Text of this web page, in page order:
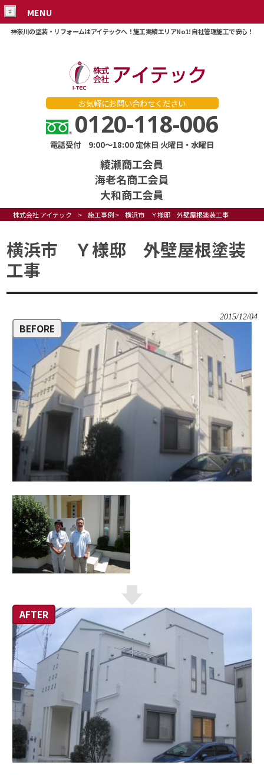
神奈川の塗装・リフォームはアイテックへ！施工実績エリアNo1! 自社管理施工で安心！
お気軽にお問い合わせください
0120-118-006
電話受付 9:00～18:00 定休日 火曜日・水曜日
綾瀬商工会員
海老名商工会員
大和商工会員
MENU
株式会社 アイテック > 施工事例> 横浜市 Ｙ様邸 外壁屋根塗装工事
横浜市 Ｙ様邸 外壁屋根塗装
工事
2015/12/04